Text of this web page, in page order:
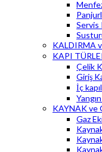
Servis
KALDIRMA
KAPI
Çelik
Giriş
İç
KAYNAK ve
Gaz